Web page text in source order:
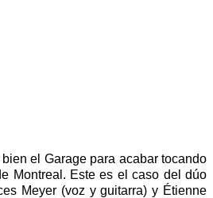
el Garage para acabar tocando
Montreal. Este es el caso del dúo
Meyer (voz y guitarra) y Étienne